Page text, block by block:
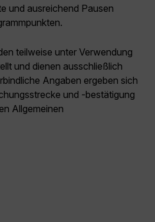
und ausreichend Pausen
teilweise unter Verwendung
und dienen ausschließlich
Angaben ergeben sich
und -bestätigung
Allgemeinen